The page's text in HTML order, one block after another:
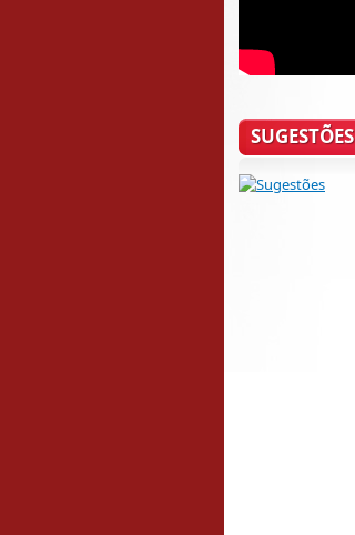
SUGESTÕES